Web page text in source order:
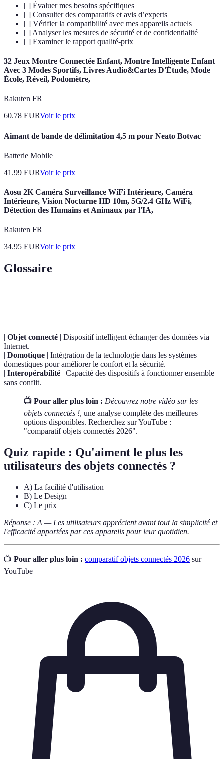
[ ] Évaluer mes besoins spécifiques
[ ] Consulter des comparatifs et avis d’experts
[ ] Vérifier la compatibilité avec mes appareils actuels
[ ] Analyser les mesures de sécurité et de confidentialité
[ ] Examiner le rapport qualité-prix
32 Jeux Montre Connectée Enfant, Montre Intelligente Enfant
Avec 3 Modes Sportifs, Livres Audio&Cartes D'Étude, Mode
École, Réveil, Podomètre,
Rakuten FR
60.78 EURVoir le prix
Aimant de bande de délimitation 4,5 m pour Neato Botvac
Batterie Mobile
41.99 EURVoir le prix
Aosu 2K Caméra Surveillance WiFi Intérieure, Caméra
Intérieure, Vision Nocturne HD 10m, 5G/2.4 GHz WiFi,
Détection des Humains et Animaux par l'IA,
Rakuten FR
34.95 EURVoir le prix
Glossaire
| Objet connecté | Dispositif intelligent échanger des données via
Internet.
| Domotique | Intégration de la technologie dans les systèmes
domestiques pour améliorer le confort et la sécurité.
| Interopérabilité | Capacité des dispositifs à fonctionner ensemble
sans conflit.
📺 Pour aller plus loin : Découvrez notre vidéo sur les
objets connectés !, une analyse complète des meilleures
options disponibles. Recherchez sur YouTube :
"comparatif objets connectés 2026".
Quiz rapide : Qu'aiment le plus les
utilisateurs des objets connectés ?
A) La facilité d'utilisation
B) Le Design
C) Le prix
Réponse : A — Les utilisateurs apprécient avant tout la simplicité et
l'efficacité apportées par ces appareils pour leur quotidien.
📺 Pour aller plus loin : comparatif objets connectés 2026 sur
YouTube